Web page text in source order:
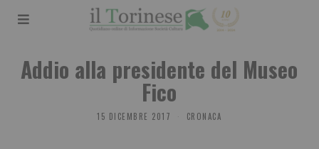
Addio alla presidente del Museo
Fico
15 DICEMBRE 2017 CRONACA